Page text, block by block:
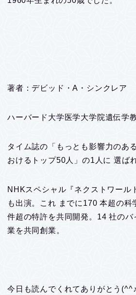
著者：デビッド・A・シンクレア
ハーバード大学医学大学院遺伝学教
タイム誌の「もっとも影響力のあ
おけるトップ50人」の1人に 選ば
NHKスペシャル『ネクストワール
も出演。これ までに170 本超の科
件超の特許を共同開発。14 社のバ
業を共同創業。
今日も読んでくれてありがとう(^^♪